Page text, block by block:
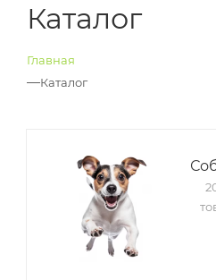
Каталог
Главная
—Каталог